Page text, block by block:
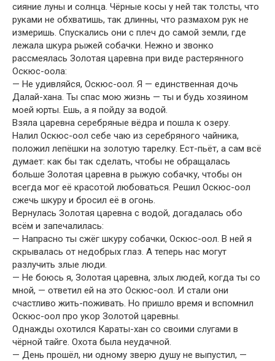
сияние луны и солнца. Чёрные косы у ней так толсты, что
руками не обхватишь, так длинны, что размахом рук не
измеришь. Спускались они с плеч до самой земли, где
лежала шкура рыжей собачки. Нежно и звонко
рассмеялась Золотая царевна при виде растерянного
Оскюс-оола:
— Не удивляйся, Оскюс-оол. Я — единственная дочь
Далай-хана. Ты спас мою жизнь — ты и будь хозяином
моей юрты. Ешь, а я пойду за водой.
Взяла царевна серебряные вёдра и пошла к озеру.
Налил Оскюс-оол себе чаю из серебряного чайника,
положил лепёшки на золотую тарелку. Ест-пьёт, а сам всё
думает: как бы так сделать, чтобы не обращалась
больше Золотая царевна в рыжую собачку, чтобы он
всегда мог её красотой любоваться. Решил Оскюс-оол
сжечь шкуру и бросил её в огонь.
Вернулась Золотая царевна с водой, догадалась обо
всём и запечалилась:
— Напрасно ты сжёг шкуру собачки, Оскюс-оол. В ней я
скрывалась от недобрых глаз. А теперь нас могут
разлучить злые люди.
— Не боюсь я, Золотая царевна, злых людей, когда ты со
мной, — ответил ей на это Оскюс-оол. И стали они
счастливо жить-поживать. Но пришло время и вспомнил
Оскюс-оол про укор Золотой царевны.
Однажды охотился Караты-хан со своими слугами в
чёрной тайге. Охота была неудачной.
— День прошёл, ни одному зверю душу не выпустил, —